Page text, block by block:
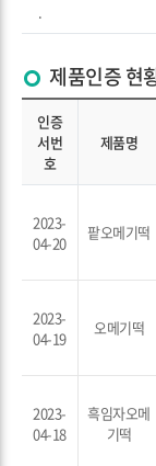
.
제품인증 현
인증
서번
호
제품명
2023-
04-20
팥오메기떡
2023-
04-19
오메기떡
2023-
04-18
흑임자오메
기떡